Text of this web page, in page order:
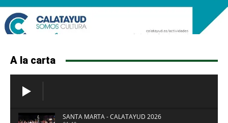
A la carta
SANTA MARTA - CALATAYUD 2026